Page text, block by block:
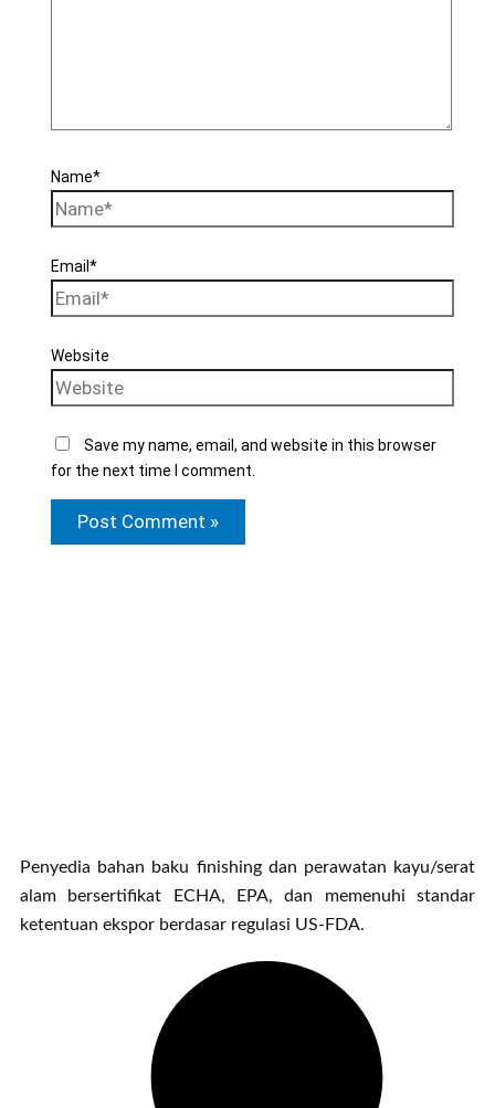
Name*
Email*
Website
Save my name, email, and website in this browser
for the next time I comment.
Penyedia bahan baku finishing dan perawatan kayu/serat
alam bersertifikat ECHA, EPA, dan memenuhi standar
ketentuan ekspor berdasar regulasi US-FDA.